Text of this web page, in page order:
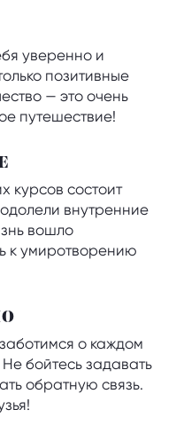
уверенно и
позитивные
— это очень
путешествие!
курсов состоит
внутренние
вошло
к умиротворению
о каждом
бойтесь задавать
обратную связь.